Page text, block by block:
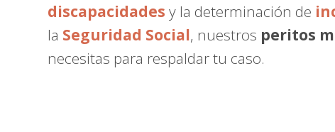
discapacidades y la determinación de
la Seguridad Social, nuestros peritos
necesitas para respaldar tu caso.